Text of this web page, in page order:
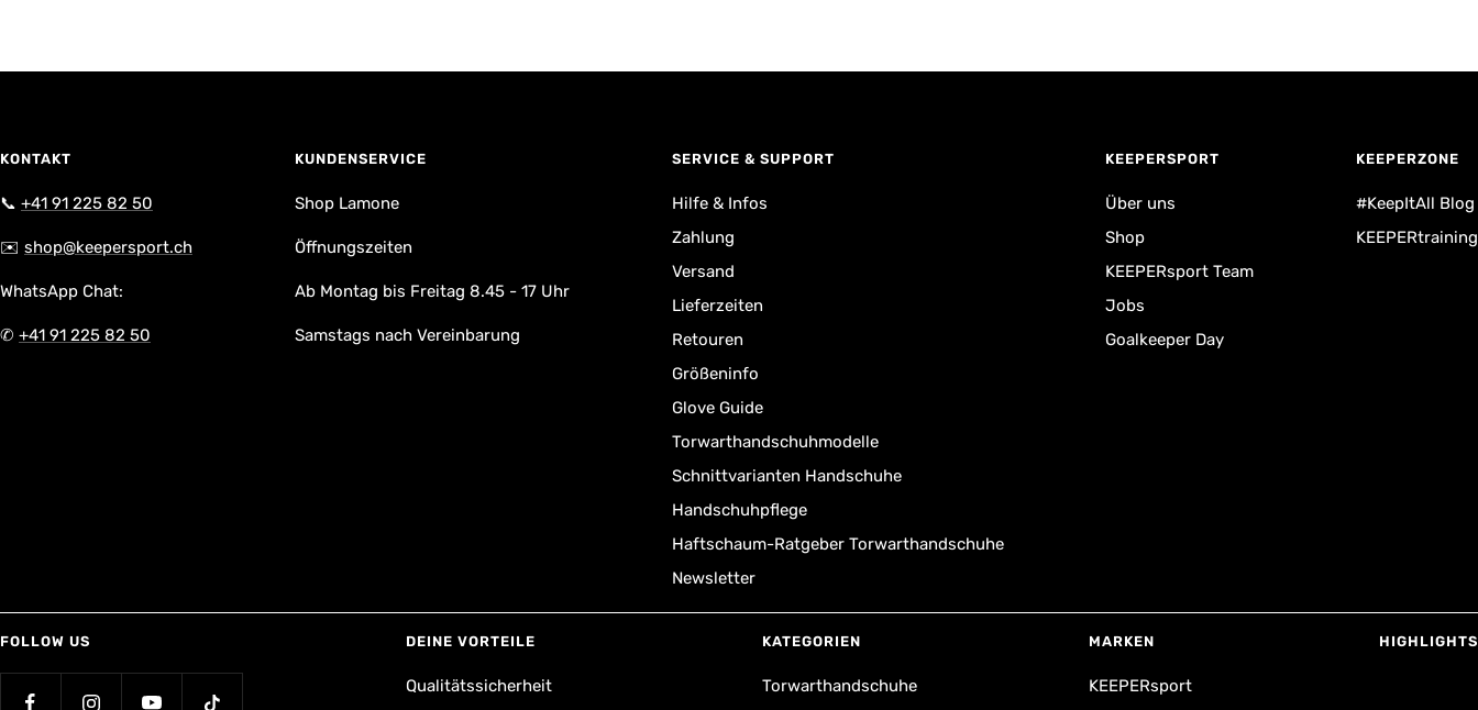
KONTAKT
📞 +41 91 225 82 50
✉️ shop@keepersport.ch
WhatsApp Chat:
✆ +41 91 225 82 50
KUNDENSERVICE
Shop Lamone
Öffnungszeiten
Ab Montag bis Freitag 8.45 - 17 Uhr
Samstags nach Vereinbarung
SERVICE & SUPPORT
Hilfe & Infos
Zahlung
Versand
Lieferzeiten
Retouren
Größeninfo
Glove Guide
Torwarthandschuhmodelle
Schnittvarianten Handschuhe
Handschuhpflege
Haftschaum-Ratgeber Torwarthandschuhe
Newsletter
KEEPERSPORT
Über uns
Shop
KEEPERsport Team
Jobs
Goalkeeper Day
KEEPERZONE
#KeepItAll Blog
KEEPERtraining
FOLLOW US DEINE VORTEILE
Qualitätssicherheit
KATEGORIEN
Torwarthandschuhe
MARKEN
KEEPERsport
HIGHLIGHTS